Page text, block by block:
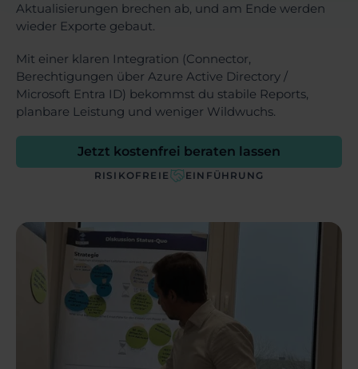
Aktualisierungen brechen ab, und am Ende werden
wieder Exporte gebaut.
Mit einer klaren Integration (Connector,
Berechtigungen über Azure Active Directory /
Microsoft Entra ID) bekommst du stabile Reports,
planbare Leistung und weniger Wildwuchs.
Jetzt kostenfrei beraten lassen
RISIKOFREIE EINFÜHRUNG